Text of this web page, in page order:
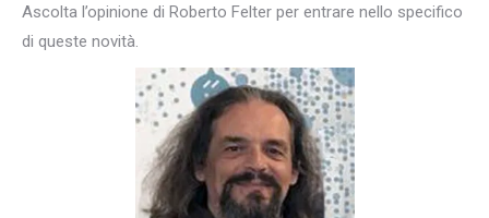
Ascolta l’opinione di Roberto Felter per entrare nello specifico
di queste novità.